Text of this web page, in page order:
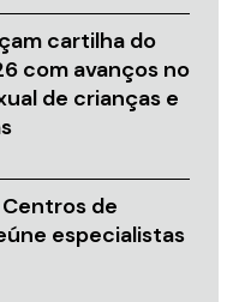
cartilha do
com avanços no
de crianças e
de
especialistas